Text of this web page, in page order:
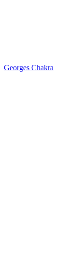
Georges Chakra